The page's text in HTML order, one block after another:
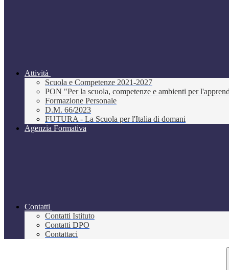
Attività
Scuola e Competenze 2021-2027
PON "Per la scuola, competenze e ambienti per
Formazione Personale
D.M. 66/2023
FUTURA - La Scuola per l'Italia di domani
Agenzia Formativa
Contatti
Contatti Istituto
Contatti DPO
Contattaci